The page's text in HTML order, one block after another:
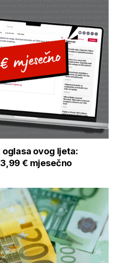
ovog ljeta:
€ mjesečno